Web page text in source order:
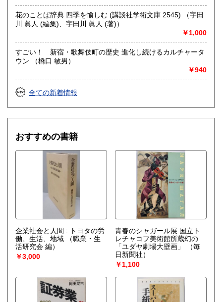
花のことば辞典 四季を愉しむ (講談社学術文庫 2545) （宇田
川 眞人 (編集)、宇田川 眞人 (著)）
￥1,000
すごい！ 新宿・歌舞伎町の歴史 進化し続けるカルチャータ
ウン （橋口 敏男）
￥940
全ての新着情報
おすすめの書籍
企業社会と人間 : トヨタの労
働、生活、地域
（職業・生
活研究会 編）
￥3,000
青春のシャガール展 国立ト
レチャコフ美術館所蔵幻の
「ユダヤ劇場大壁画」
（毎
日新聞社）
￥1,100